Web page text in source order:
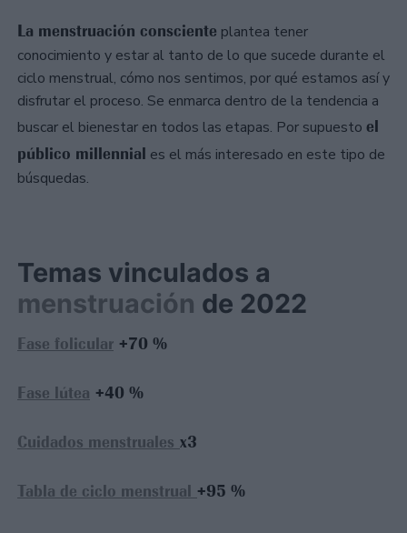
La menstruación consciente plantea tener
conocimiento y estar al tanto de lo que sucede durante el
ciclo menstrual, cómo nos sentimos, por qué estamos así y
disfrutar el proceso. Se enmarca dentro de la tendencia a
buscar el bienestar en todos las etapas. Por supuesto el
público millennial es el más interesado en este tipo de
búsquedas.
Temas vinculados a
menstruación de 2022
Fase folicular +70 %
Fase lútea +40 %
Cuidados menstruales x3
Tabla de ciclo menstrual +95 %